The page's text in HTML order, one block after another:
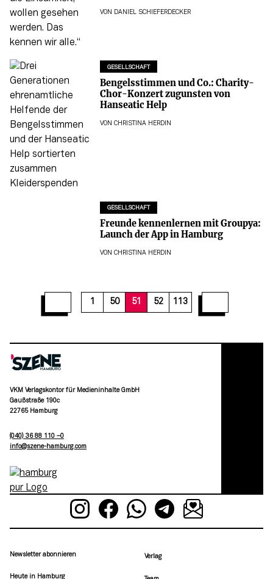
VON DANIEL SCHIEFERDECKER
GESELLSCHAFT
Bengelsstimmen und Co.: Charity-
Chor-Konzert zugunsten von
Hanseatic Help
VON CHRISTINA HERDIN
GESELLSCHAFT
Freunde kennenlernen mit Groupya:
Launch der App in Hamburg
VON CHRISTINA HERDIN
1 50 51 52 113
57 5960 626364 65
VKM Verlagskontor für Medieninhalte GmbH
Gaußstraße 190c
22765 Hamburg
(040) 36 88 110 –0
moc.grubmah-enezs@ofni
Newsletter abonnieren
Heute in Hamburg
Verlag